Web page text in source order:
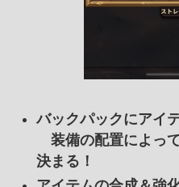
バックパックにアイ
装備の配置によっ
決まる！